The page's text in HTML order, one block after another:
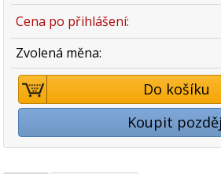
Cena po přihlášení:
Zvolená měna:
Do košíku
Koupit